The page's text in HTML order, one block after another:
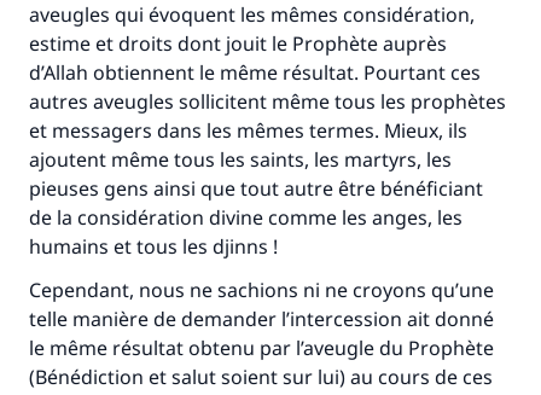
aveugles qui évoquent les mêmes considération,
estime et droits dont jouit le Prophète auprès
d’Allah obtiennent le même résultat. Pourtant ces
autres aveugles sollicitent même tous les prophètes
et messagers dans les mêmes termes. Mieux, ils
ajoutent même tous les saints, les martyrs, les
pieuses gens ainsi que tout autre être bénéficiant
de la considération divine comme les anges, les
humains et tous les djinns !
Cependant, nous ne sachions ni ne croyons qu’une
telle manière de demander l’intercession ait donné
le même résultat obtenu par l’aveugle du Prophète
(Bénédiction et salut soient sur lui) au cours de ces